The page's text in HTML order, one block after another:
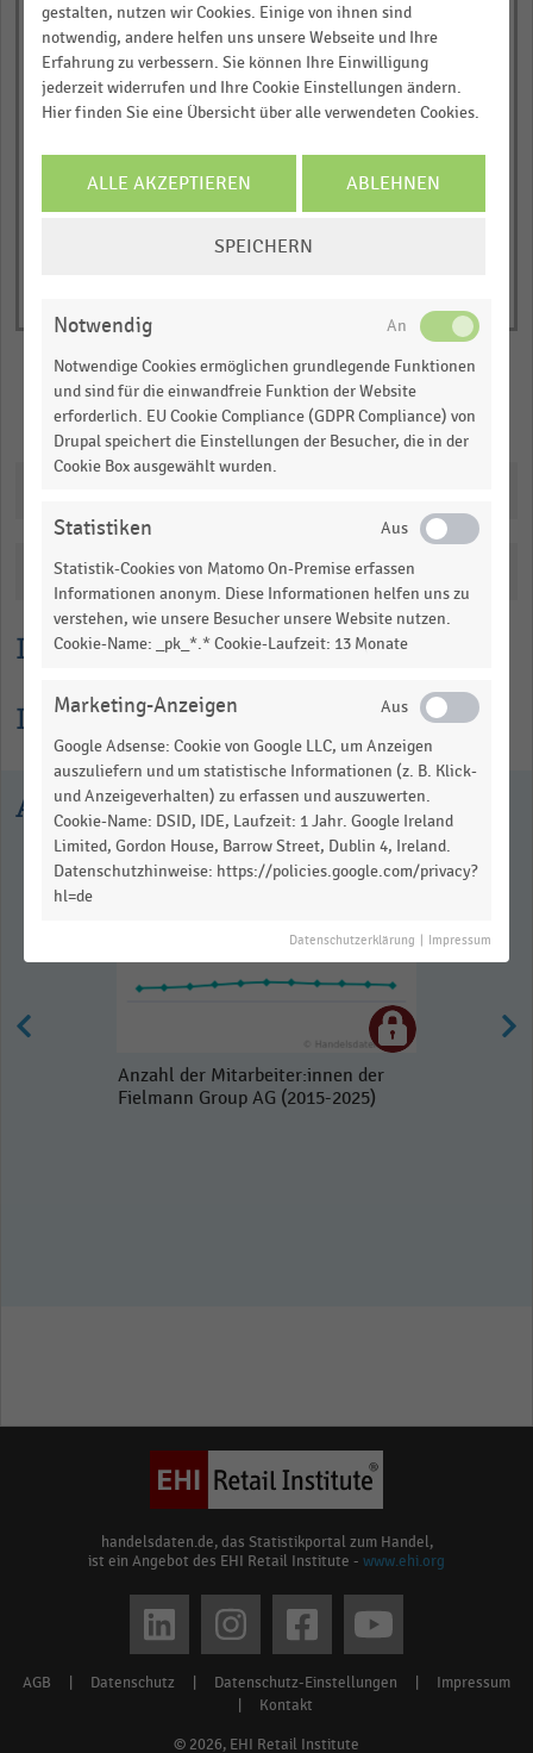
Lesehilfe
Informationen zur Statistik
The
chart
has
displaying
gemeldeten
Augenoptiker
(absolut).
Range:
View
table.
2007200820092010201120122013201420152016201720182019*
0,00
of
interactive
… und vieles mehr!
JETZT INFORMIEREN
Merken Teilen
Katalogisierung
Ausgewählte Statistiken
Anzahl der Mitarbeiter:innen der
Fielmann Group AG (2015-2025)
handelsdaten.de, das Statistikportal zum Handel,
ist ein Angebot des EHI Retail Institute - www.ehi.org
© 2026, EHI Retail Institute
Footer
AGB Datenschutz Datenschutz-Einstellungen
Impressum
Kontakt
gestalten, nutzen wir Cookies. Einige von ihnen sind
notwendig, andere helfen uns unsere Webseite und Ihre
Erfahrung zu verbessern. Sie können Ihre Einwilligung
jederzeit widerrufen und Ihre Cookie Einstellungen ändern.
Hier finden Sie eine Übersicht über alle verwendeten Cookies.
ALLE AKZEPTIEREN ABLEHNEN
SPEICHERN
Notwendig
Notwendige Cookies ermöglichen grundlegende Funktionen
und sind für die einwandfreie Funktion der Website
erforderlich. EU Cookie Compliance (GDPR Compliance) von
Drupal speichert die Einstellungen der Besucher, die in der
Cookie Box ausgewählt wurden.
Statistiken
Statistik-Cookies von Matomo On-Premise erfassen
Informationen anonym. Diese Informationen helfen uns zu
verstehen, wie unsere Besucher unsere Website nutzen.
Cookie-Name: _pk_*.* Cookie-Laufzeit: 13 Monate
Marketing-Anzeigen
Google Adsense: Cookie von Google LLC, um Anzeigen
auszuliefern und um statistische Informationen (z. B. Klick-
und Anzeigeverhalten) zu erfassen und auszuwerten.
Cookie-Name: DSID, IDE, Laufzeit: 1 Jahr. Google Ireland
Limited, Gordon House, Barrow Street, Dublin 4, Ireland.
Datenschutzhinweise: https://policies.google.com/privacy?
hl=de
Datenschutzerklärung Impressum